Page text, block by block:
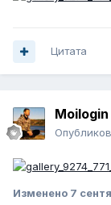
Цитата
Moilogin
Изменено 7